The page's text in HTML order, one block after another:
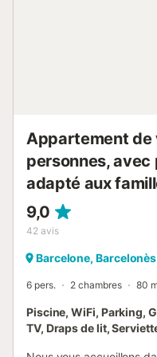
Appartement de
personnes, avec
adapté aux
9,0
42 avis
Barcelone, Barcelonès
6 pers. 2 chambres 80
Piscine, WiFi, Parking,
TV, Draps de lit,